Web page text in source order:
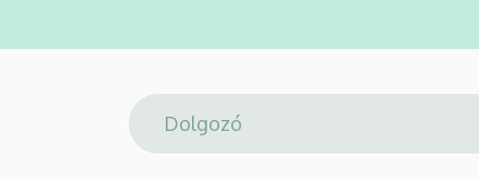
Gimnáziuma
Általános